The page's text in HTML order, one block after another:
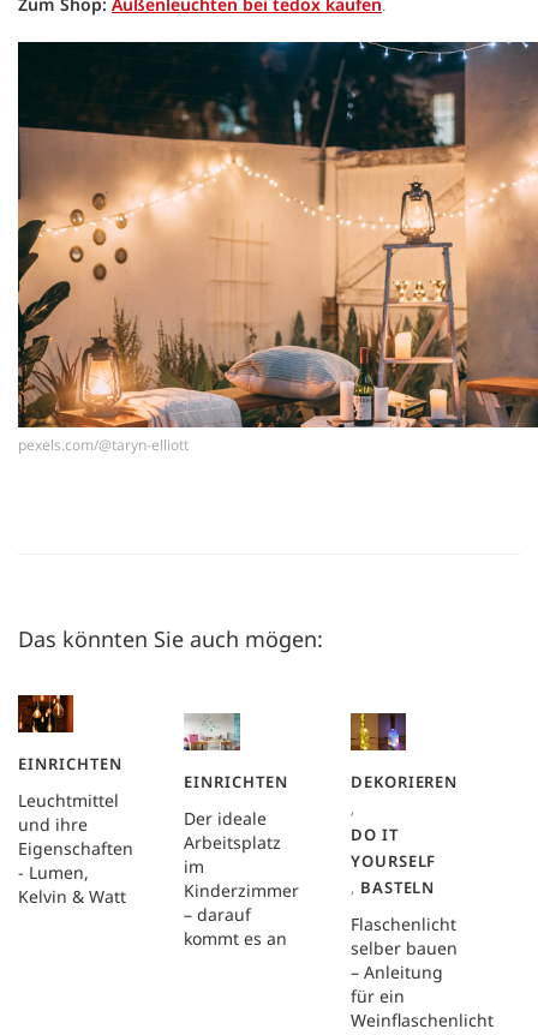
pexels.com/@taryn-elliott
Das könnten Sie auch mögen:
Leuchtmittel
und ihre
Eigenschaften
- Lumen,
Kelvin & Watt
EINRICHTEN
Der ideale
Arbeitsplatz
im
Kinderzimmer
– darauf
kommt es an
EINRICHTEN
Flaschenlicht
selber bauen
– Anleitung
für ein
Weinflaschenlicht
DEKORIEREN
,
DO IT
YOURSELF
, BASTELN